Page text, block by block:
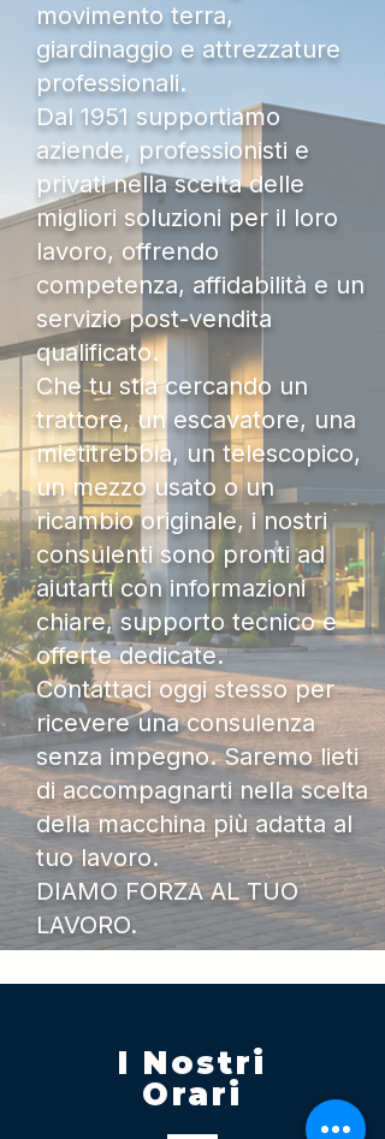
movimento terra,
giardinaggio e attrezzature
professionali.
Dal 1951 supportiamo
aziende, professionisti e
privati nella scelta delle
migliori soluzioni per il loro
lavoro, offrendo
competenza, affidabilità e un
servizio post-vendita
qualificato.
Che tu stia cercando un
trattore, un escavatore, una
mietitrebbia, un telescopico,
un mezzo usato o un
ricambio originale, i nostri
consulenti sono pronti ad
aiutarti con informazioni
chiare, supporto tecnico e
offerte dedicate.
Contattaci oggi stesso per
ricevere una consulenza
senza impegno. Saremo lieti
di accompagnarti nella scelta
della macchina più adatta al
tuo lavoro.
DIAMO FORZA AL TUO
LAVORO.
I Nostri
Orari